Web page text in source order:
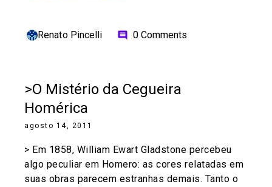
Renato Pincelli comment 0 Comments
>O Mistério da Cegueira
Homérica
agosto 14, 2011
> Em 1858, William Ewart Gladstone percebeu
algo peculiar em Homero: as cores relatadas em
suas obras parecem estranhas demais. Tanto o